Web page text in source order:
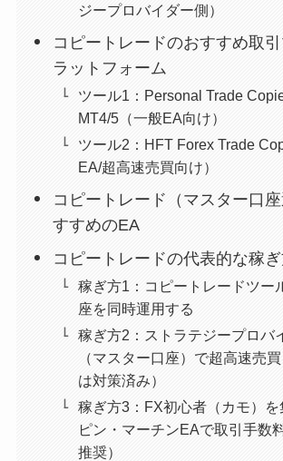
ジープロバイダー側）
コピートレードのおすすめ取
ラットフォーム
ツール1：Personal Trade
MT4/5（一般EA向け）
ツール2：HFT Forex Trade
EA/超高速売買向け）
コピートレード（マスター口
すすめのEA
コピートレードの代表的な稼
稼ぎ方1：コピートレードツー
座を同時運用する
稼ぎ方2：ストラテジープロバ
（マスター口座）で超高速売
は対策済み）
稼ぎ方3：FX初心者（カモ）
ピン・マーチンEAで取引手数
推奨）